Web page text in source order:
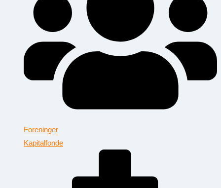
Foreninger
Kapitalfonde